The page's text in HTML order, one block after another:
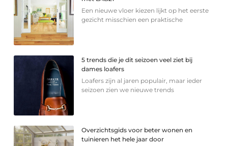
Een nieuwe vloer kiezen lijkt op het eerste
gezicht misschien een praktische
5 trends die je dit seizoen veel ziet bij
dames loafers
Loafers zijn al jaren populair, maar ieder
seizoen zien we nieuwe trends
Overzichtsgids voor beter wonen en
tuinieren het hele jaar door